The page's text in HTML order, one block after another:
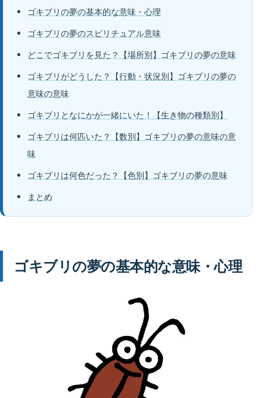
ゴキブリの夢の基本的な意味・心理
ゴキブリの夢のスピリチュアル意味
どこでゴキブリを見た？【場所別】ゴキブリの夢の意味
ゴキブリがどうした？【行動・状況別】ゴキブリの夢の
意味の意味
ゴキブリとなにかが一緒にいた！【生き物の種類別】
ゴキブリは何匹いた？【数別】ゴキブリの夢の意味の意
味
ゴキブリは何色だった？【色別】ゴキブリの夢の意味
まとめ
ゴキブリの夢の基本的な意味・心理